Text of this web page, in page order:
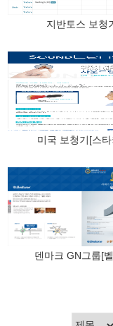
지반토스 보청
미국 보청기[스타
덴마크 GN그룹[벨